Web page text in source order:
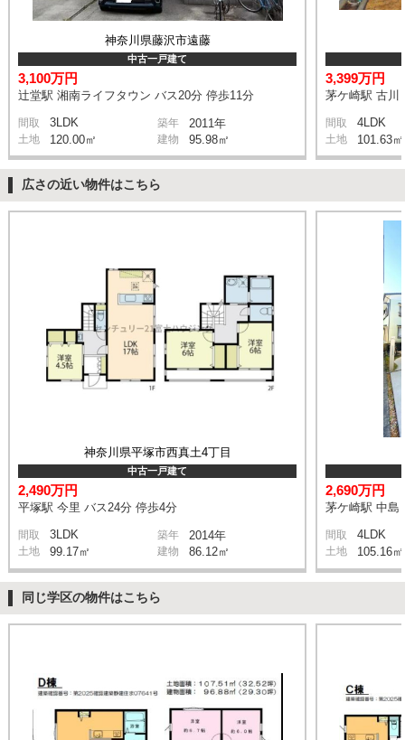
神奈川県藤沢市遠藤
中古一戸建て
3,100万円
辻堂駅 湘南ライフタウン バス20分 停歩11分
間取 3LDK 築年 2011年
土地 120.00㎡ 建物 95.98㎡
3,399万円
茅ケ崎駅 古川
間取 4LDK
土地 101.63㎡
広さの近い物件はこちら
神奈川県平塚市西真土4丁目
中古一戸建て
2,490万円
平塚駅 今里 バス24分 停歩4分
間取 3LDK 築年 2014年
土地 99.17㎡ 建物 86.12㎡
2,690万円
茅ケ崎駅 中島
間取 4LDK
土地 105.16㎡
同じ学区の物件はこちら